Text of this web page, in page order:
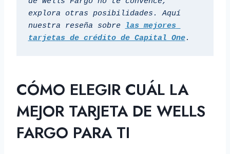
explora otras posibilidades. Aquí
nuestra reseña sobre
las mejores
tarjetas de crédito de Capital One.
CÓMO ELEGIR CUÁL LA
MEJOR TARJETA DE WELLS
FARGO PARA TI